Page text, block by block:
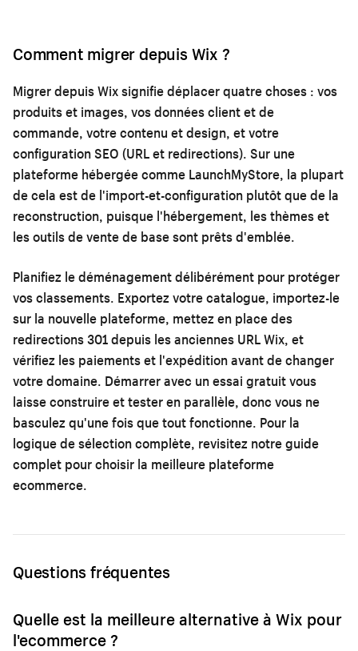
Comment migrer depuis Wix ?
Migrer depuis Wix signifie déplacer quatre choses : vos
produits et images, vos données client et de
commande, votre contenu et design, et votre
configuration SEO (URL et redirections). Sur une
plateforme hébergée comme LaunchMyStore, la plupart
de cela est de l'import-et-configuration plutôt que de la
reconstruction, puisque l'hébergement, les thèmes et
les outils de vente de base sont prêts d'emblée.
Planifiez le déménagement délibérément pour protéger
vos classements. Exportez votre catalogue, importez-le
sur la nouvelle plateforme, mettez en place des
redirections 301 depuis les anciennes URL Wix, et
vérifiez les paiements et l'expédition avant de changer
votre domaine. Démarrer avec un essai gratuit vous
laisse construire et tester en parallèle, donc vous ne
basculez qu'une fois que tout fonctionne. Pour la
logique de sélection complète, revisitez notreguide
complet pour choisir la meilleure plateforme
ecommerce.
Questions fréquentes
Quelle est la meilleure alternative à Wix pour
l'ecommerce ?